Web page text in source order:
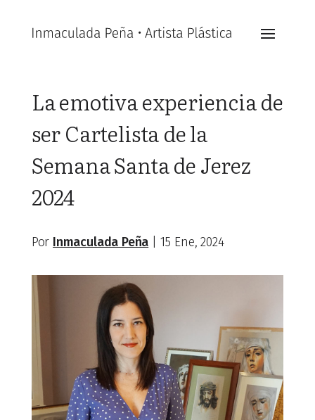
La emotiva experiencia de
ser Cartelista de la
Semana Santa de Jerez
2024
Por Inmaculada Peña 15 Ene, 2024